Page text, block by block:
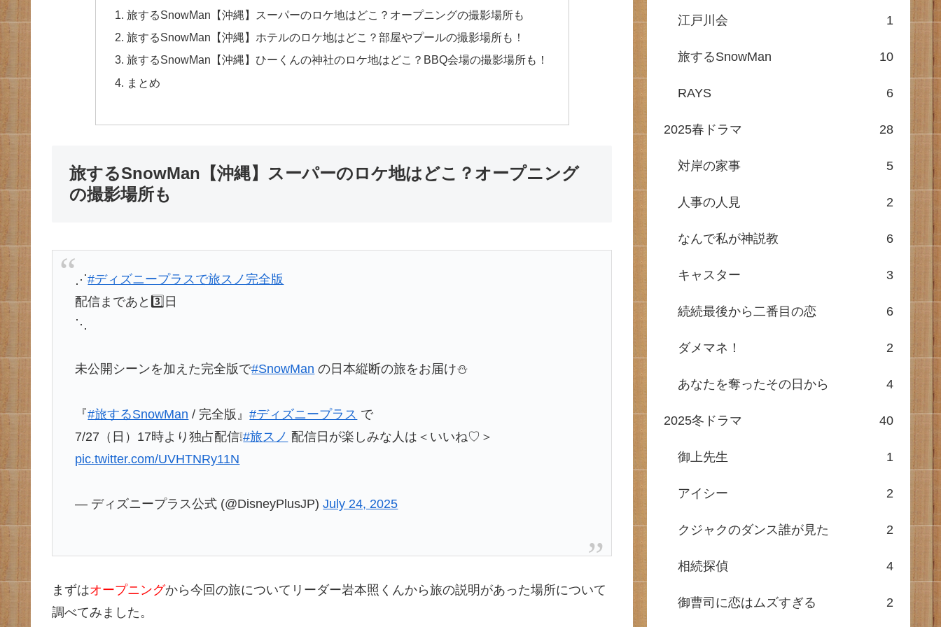
旅するSnowMan【沖縄】スーパーのロケ地はどこ？オープニングの撮影場所も
旅するSnowMan【沖縄】ホテルのロケ地はどこ？部屋やプールの撮影場所も！
旅するSnowMan【沖縄】ひーくんの神社のロケ地はどこ？BBQ会場の撮影場所も！
まとめ
旅するSnowMan【沖縄】スーパーのロケ地はどこ？オープニング
の撮影場所も
⋰#ディズニープラスで旅スノ完全版
配信まであと3️⃣日
⋱
未公開シーンを加えた完全版で#SnowMan の日本縦断の旅をお届け⛄️
『#旅するSnowMan / 完全版』#ディズニープラス で
7/27（日）17時より独占配信❕#旅スノ 配信日が楽しみな人は＜いいね♡＞
pic.twitter.com/UVHTNRy11N
— ディズニープラス公式 (@DisneyPlusJP)July 24, 2025
まずはオープニングから今回の旅についてリーダー岩本照くんから旅の説明があった場所について
調べてみました。
江戸川会 1
旅するSnowMan 10
RAYS 6
2025春ドラマ 28
対岸の家事 5
人事の人見 2
なんで私が神説教 6
キャスター 3
続続最後から二番目の恋 6
ダメマネ！ 2
あなたを奪ったその日から 4
2025冬ドラマ 40
御上先生 1
アイシー 2
クジャクのダンス誰が見た 2
相続探偵 4
御曹司に恋はムズすぎる 2